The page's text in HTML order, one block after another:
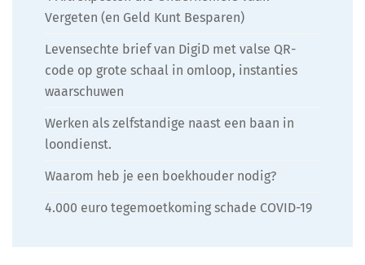
Vergeten (en Geld Kunt Besparen)
Levensechte brief van DigiD met valse QR-
code op grote schaal in omloop, instanties
waarschuwen
Werken als zelfstandige naast een baan in
loondienst.
Waarom heb je een boekhouder nodig?
4.000 euro tegemoetkoming schade COVID-19